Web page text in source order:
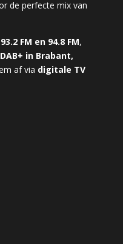
de perfecte mix van
FM en 94.8 FM,
DAB+ in Brabant,
af via digitale TV